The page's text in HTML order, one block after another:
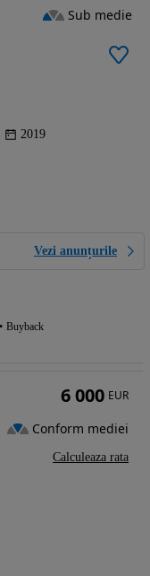
2019
Vezi anunțurile
Buyback
Sub medie
6 000 EUR
Conform mediei
Calculeaza rata